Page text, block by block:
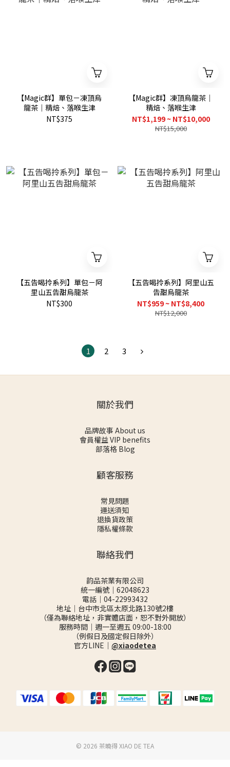
【Magic群】單包－凍頂烏
龍茶｜精焙、落喉生津
NT$375
【Magic群】凍頂烏龍茶｜
精焙、落喉生津
NT$1,199 ~ NT$10,000
NT$15,000
【五告喝拎系列】單包－阿
里山五告甜烏龍茶
NT$300
【五告喝拎系列】阿里山五
告甜烏龍茶
NT$959 ~ NT$8,400
NT$12,000
1 2 3
關於我們
品牌故事 About us
會員權益 VIP benefits
部落格 Blog
顧客服務
常見問題
運送須知
退換貨政策
隱私權條款
聯絡我們
韵品茶業有限公司
統一編號｜62048623
電話｜04-22993432
地址｜台中市北區太原北路130號2樓
（僅為聯絡地址，非實體店面，恕不對外開放）
服務時間｜週一至週五 09:00-18:00
（例假日及國定假日除外）
官方LINE｜ @xiaodetea
©️ 2026 茶曉得 XIAO DE TEA